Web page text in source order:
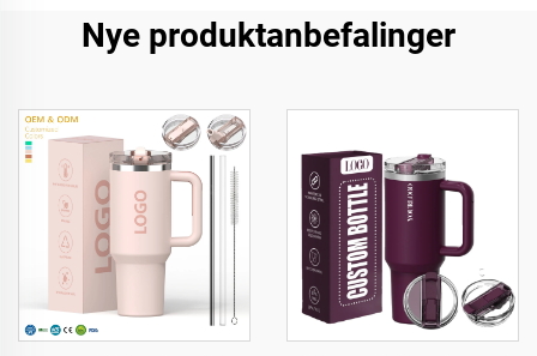
Nye produktanbefalinger